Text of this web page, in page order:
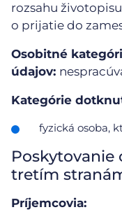
rozsahu
o prijatie do
Osobitné
údajov:
Kategórie
fyzická osoba,
Poskytovanie
tretím
Príjemcovia: